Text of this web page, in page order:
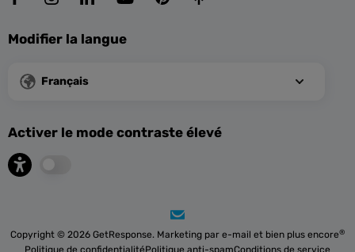
Modifier la langue
Français
Activer le mode contraste élevé
Copyright © 2026 GetResponse. Marketing par e-mail et bien plus encore®
Politique de confidentialitéPolitique anti-spamConditions de service